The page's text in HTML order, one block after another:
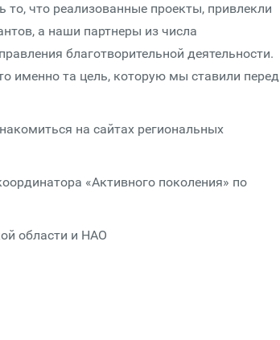
что реализованные проекты, привлекли
а наши партнеры из числа
благотворительной деятельности.
именно та цель, которую мы ставили перед
на сайтах региональных
«Активного поколения» по
области и НАО